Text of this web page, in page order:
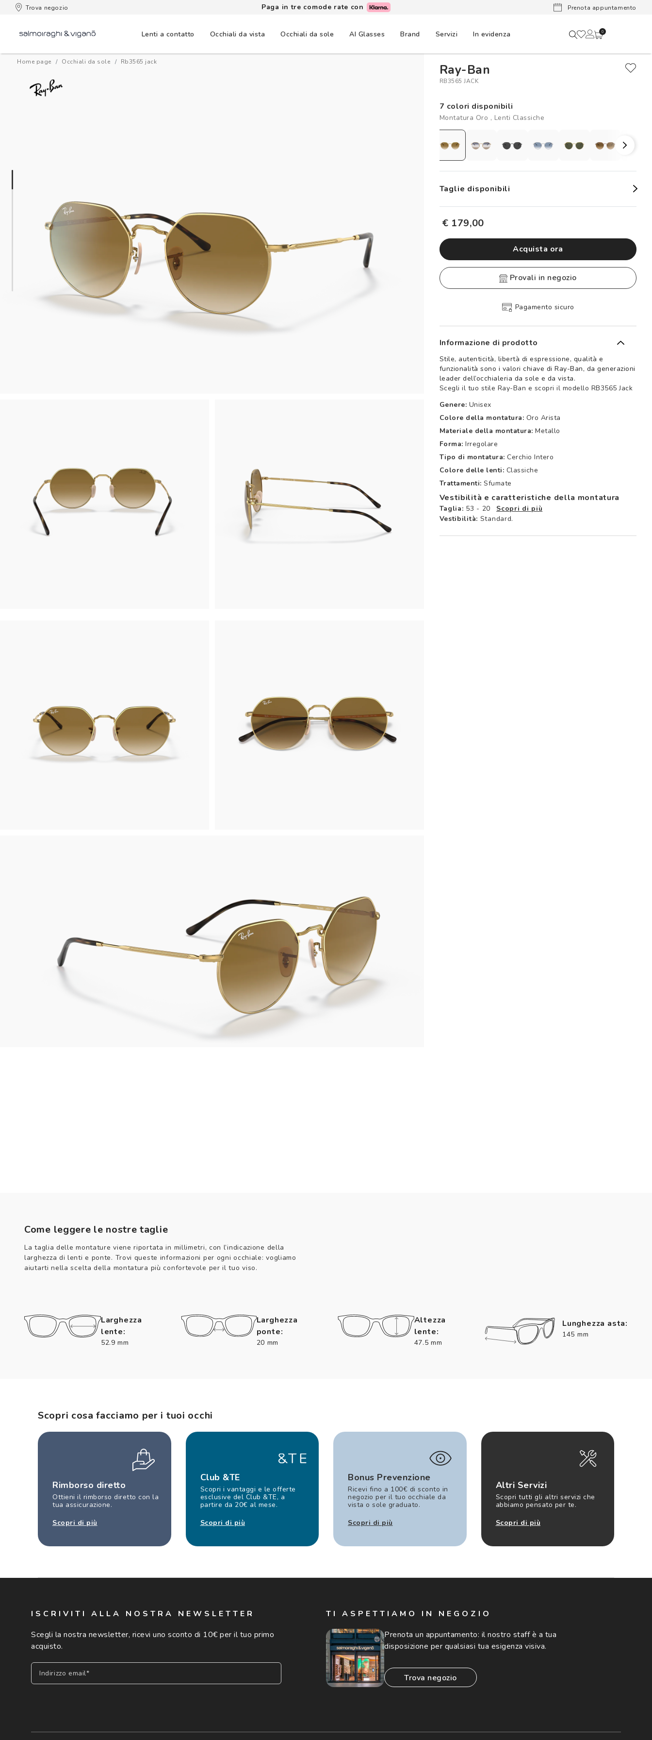
Trova negozio Paga in tre comode rate con Lenti a
Prenota appuntamento
Lenti a contatto Occhiali da vista Occhiali da sole AI Glasses Brand Servizi In evidenza 0
Home page Occhiali da sole rb3565 jack Ray-Ban
RB3565 JACK
7 colori disponibili
Montatura Oro , Lenti Classiche
Taglie disponibili
€ 179,00
Acquista ora
provali in negozio
Spedizione sicura e gratuita, senza spesa minima Pagamento sicuro
Informazione di prodotto
Stile, autenticità, libertà di espressione, qualità e
funzionalità sono i valori chiave di Ray-Ban, da generazioni
leader dell’occhialeria da sole e da vista.
Scegli il tuo stile Ray-Ban e scopri il modello RB3565 Jack
Genere: Unisex
Colore della montatura: Oro Arista
Materiale della montatura: Metallo
Forma: Irregolare
Tipo di montatura: Cerchio Intero
Colore delle lenti: Classiche
Trattamenti: Sfumate
Vestibilità e caratteristiche della montatura
Taglia: 53 - 20
Scopri di più
Vestibilità: Standard.
Come leggere le nostre taglie
La taglia delle montature viene riportata in millimetri, con l’indicazione della
larghezza di lenti e ponte. Trovi queste informazioni per ogni occhiale: vogliamo
aiutarti nella scelta della montatura più confortevole per il tuo viso.
Larghezza
lente:
52.9 mm
Larghezza
ponte:
20 mm
Altezza
lente:
47.5 mm
Lunghezza asta:
145 mm
Scopri cosa facciamo per i tuoi occhi
Rimborso diretto
Ottieni il rimborso diretto con la
tua assicurazione.
Scopri di più
Club &TE
Scopri i vantaggi e le offerte
esclusive del Club &TE, a
partire da 20€ al mese.
Scopri di più
Bonus Prevenzione
Ricevi fino a 100€ di sconto in
negozio per il tuo occhiale da
vista o sole graduato.
Scopri di più
Altri Servizi
Scopri tutti gli altri servizi che
abbiamo pensato per te.
Scopri di più
ISCRIVITI ALLA NOSTRA NEWSLETTER
Scegli la nostra newsletter, ricevi uno sconto di 10€ per il tuo primo
acquisto.
Indirizzo email*
TI ASPETTIAMO IN NEGOZIO
Prenota un appuntamento: il nostro staff è a tua
disposizione per qualsiasi tua esigenza visiva.
trova negozio